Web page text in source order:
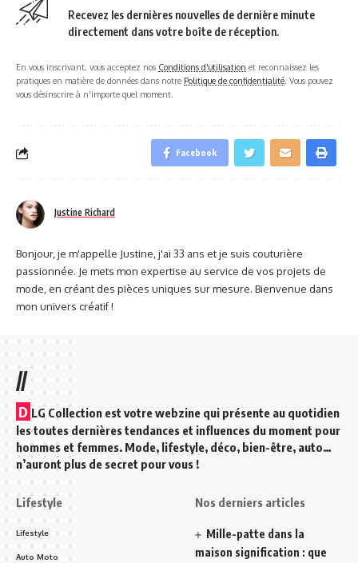
Recevez les dernières nouvelles de dernière minute
directement dans votre boîte de réception.
En vous inscrivant, vous acceptez nos Conditions d'utilisation et reconnaissez les
pratiques en matière de données dans notre Politique de confidentialité . Vous pouvez
vous désinscrire à n'importe quel moment.
Facebook
Justine Richard
Bonjour, je m'appelle Justine, j'ai 33 ans et je suis couturière
passionnée. Je mets mon expertise au service de vos projets de
mode, en créant des pièces uniques sur mesure. Bienvenue dans
mon univers créatif !
//
D LG Collection est votre webzine qui présente au quotidien
les toutes dernières tendances et influences du moment pour
hommes et femmes. Mode, lifestyle, déco, bien-être, auto…
n’auront plus de secret pour vous !
Lifestyle
Lifestyle
Auto Moto
Nos derniers articles
Mille-patte dans la
maison signification : que